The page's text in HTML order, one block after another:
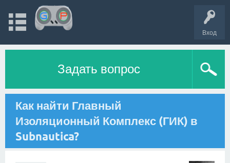
Вход
Задать вопрос
Как найти Главный
Изоляционный Комплекс (ГИК) в
Subnautica?